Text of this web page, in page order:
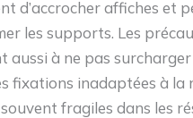
d’accrocher affiches et
les supports. Les
aussi à ne pas
fixations inadaptées à la
fragiles dans les